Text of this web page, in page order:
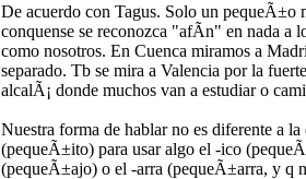
De acuerdo con Tagus. Solo un pequeÃ±o
conquense se reconozca "afÃ­n" en nada a
como nosotros. En Cuenca miramos a
separado. Tb se mira a Valencia por la
alcalÃ¡ donde muchos van a estudiar o
Nuestra forma de hablar no es diferente a
(pequeÃ±ito) para usar algo el -ico
(pequeÃ±ajo) o el -arra (pequeÃ±arra, y q